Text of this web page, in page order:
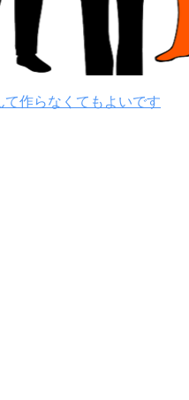
作らなくてもよいです